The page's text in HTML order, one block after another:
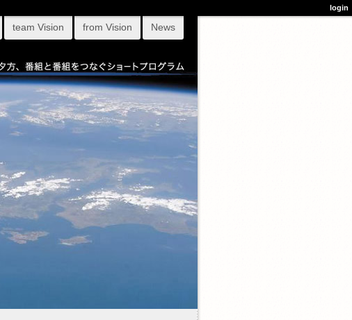
team Vision from Vision News
login